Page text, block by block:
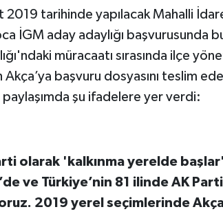
2019 tarihinde yapılacak Mahalli
İGM aday adaylığı başvurusunda
müracaatı sırasında ilçe
Akça’ya başvuru dosyasını teslim
paylaşımda şu ifadelere yer verdi:
olarak 'kalkınma yerelde
ve Türkiye’nin 81 ilinde AK
2019 yerel seçimlerinde